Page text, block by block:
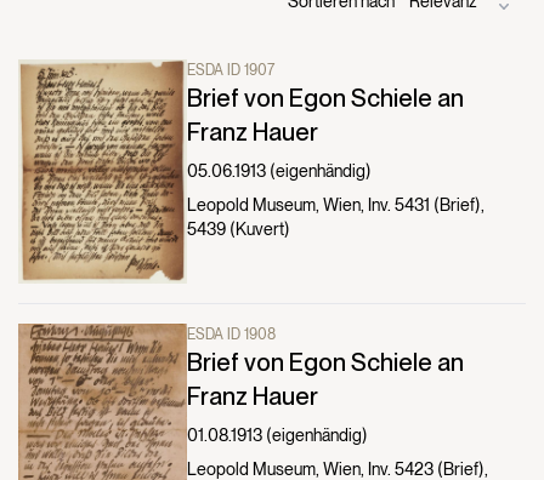
ESDA ID 1907
Brief von Egon Schiele an
Franz Hauer
05.06.1913 (eigenhändig)
Leopold Museum, Wien, Inv. 5431 (Brief),
5439 (Kuvert)
ESDA ID 1908
Brief von Egon Schiele an
Franz Hauer
01.08.1913 (eigenhändig)
Leopold Museum, Wien, Inv. 5423 (Brief),